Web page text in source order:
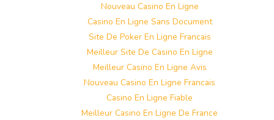
Nouveau Casino En Ligne
Casino En Ligne Sans Document
Site De Poker En Ligne Francais
Meilleur Site De Casino En Ligne
Meilleur Casino En Ligne Avis
Nouveau Casino En Ligne Francais
Casino En Ligne Fiable
Meilleur Casino En Ligne De France